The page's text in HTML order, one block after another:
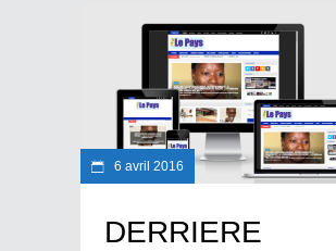
6 avril 2016
DERRIERE